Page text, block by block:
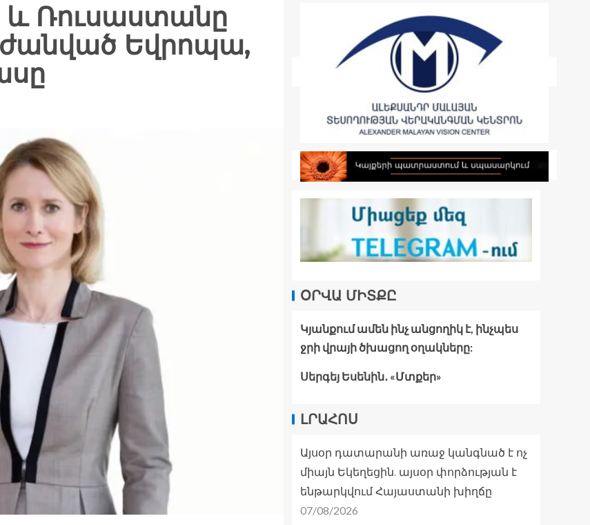
Ռուսաստանը
Եվրոպա,
ՕՐՎԱ ՄԻՏՔԸ
Կյանքում ամեն ինչ անցողիկ է, ինչպես
ջրի վրայի ծխացող օղակները:
Սերգեյ Եսենին․ «Մտքեր»
ԼՐԱՀՈՍ
Այսօր դատարանի առաջ կանգնած է ոչ
միայն Եկեղեցին. այսօր փորձության է
ենթարկվում Հայաստանի խիղճը
07/08/2026